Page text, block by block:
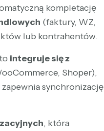
kompletację
(faktury, WZ,
lub kontrahentów.
integruje się z
Shoper),
synchronizację
, która